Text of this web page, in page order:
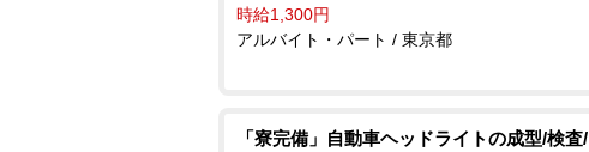
時給1,300円
アルバイト・パート / 東京都
「寮完備」自動車ヘッドライトの成型/検査/